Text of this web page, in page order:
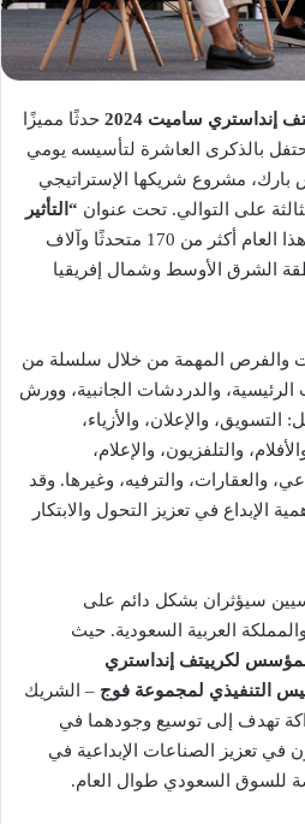
إنداستري ساميت 2024 حدثًا مميزًا
بالذكرى العاشرة لتأسيسه يومي
بارك، مشروع شريكها الإستراتيجي
على التوالي. تحت عنوان “التأثير
“، جمع المهرجان هذا العام أكثر من 170 متحدثًا وآلاف
الشرق الأوسط وشمال إفريقيا
والفرص المهمة من خلال سلسلة من
الرئيسية، والدردشات الجانبية، وورش
والإعلان، والأزياء،
والتلفزيون، والإعلام،
والعقارات، والترفيه، وغيرها. وقد
الإبداع في تعزيز التحول والابتكار
سيؤثران بشكل دائم على
العربية السعودية. حيث
لكرييتف إنداستري
التنفيذي لمجموعة فوج – الشريك
تهدف إلى توسيع وجودهما في
في تعزيز الصناعات الإبداعية في
للسوق السعودي طوال العام.